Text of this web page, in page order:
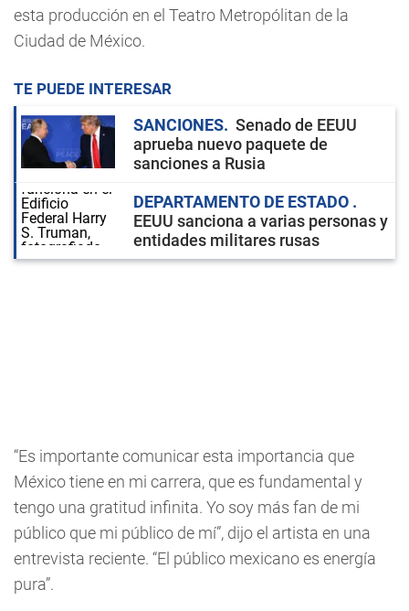
esta producción en el Teatro Metropólitan de la
Ciudad de México.
TE PUEDE INTERESAR
SANCIONES
Senado de EEUU
aprueba nuevo paquete de
sanciones a Rusia
DEPARTAMENTO DE ESTADO
EEUU sanciona a varias personas y
entidades militares rusas
“Es importante comunicar esta importancia que
México tiene en mi carrera, que es fundamental y
tengo una gratitud infinita. Yo soy más fan de mi
público que mi público de mí”, dijo el artista en una
entrevista reciente. “El público mexicano es energía
pura”.